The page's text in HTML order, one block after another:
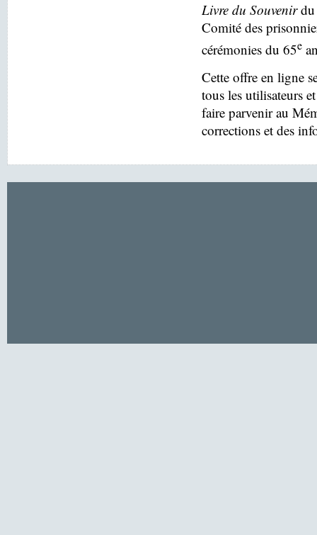
Livre du Souvenirdu
Comité des
cérémonies du 65e
Cette offre en ligne
tous les utilisateurs
faire parvenir au
corrections et des